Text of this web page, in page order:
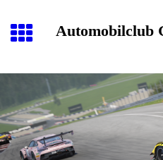
Automobilclub